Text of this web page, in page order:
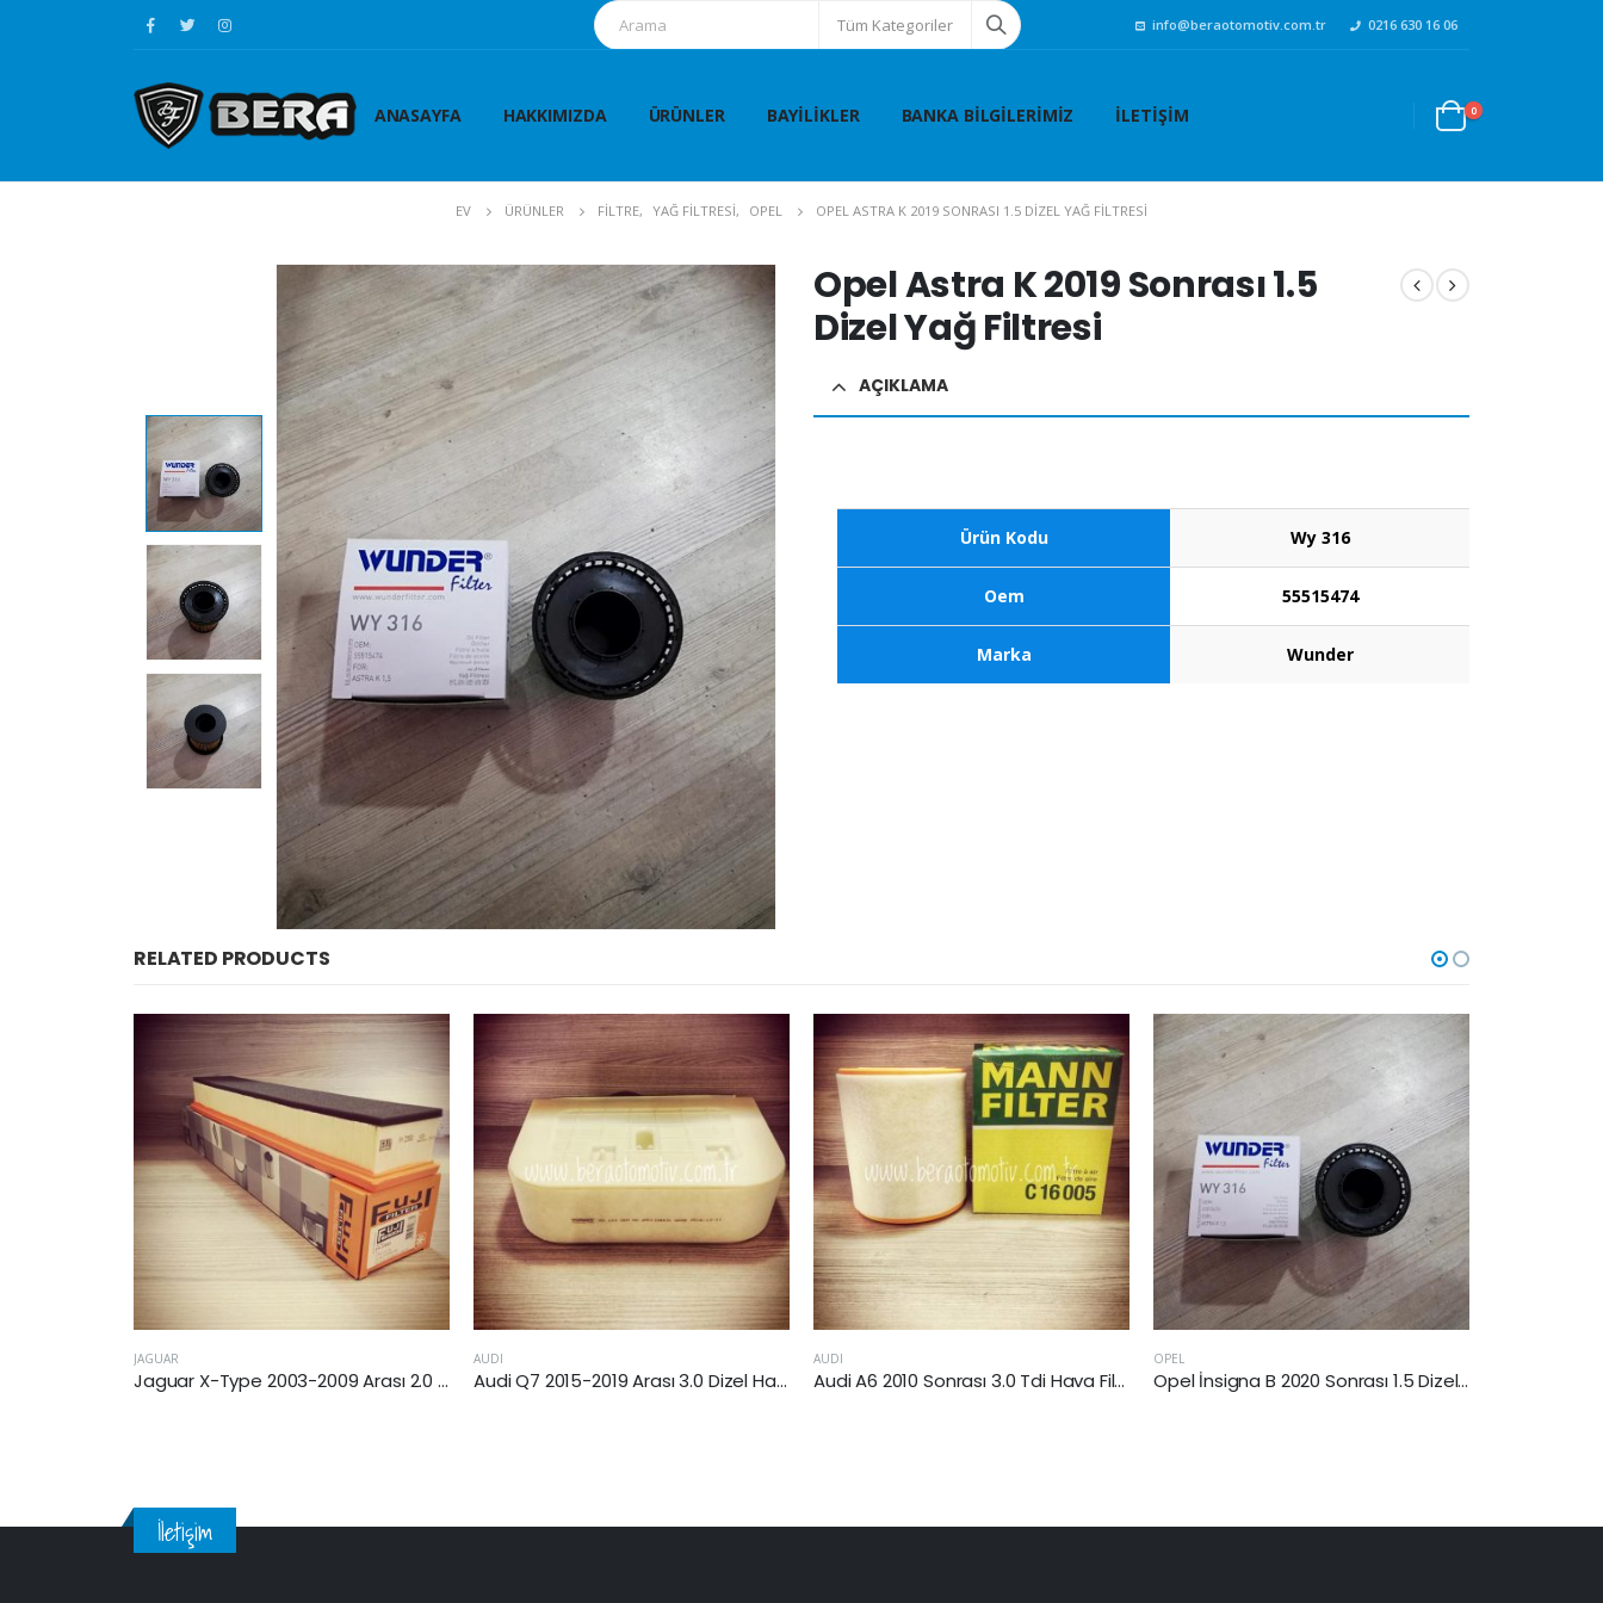
Tüm Kategoriler info@beraotomotiv.com.tr 0216 630 16 06
ANASAYFA HAKKIMIZDA ÜRÜNLER BAYILIKLER BANKA BILGILERIMIZ İLETIŞIM 0
EV ÜRÜNLER FİLTRE, YAĞ FİLTRESİ, OPEL OPEL ASTRA K 2019 SONRASI 1.5 DIZEL YAĞ FILTRESI
Opel Astra K 2019 Sonrası 1.5
Dizel Yağ Filtresi
AÇIKLAMA
Ürün Kodu Wy 316
Oem 55515474
Marka Wunder
RELATED PRODUCTS
AUDI
Audi Q7 2015-2019 Arası 3.0 Dizel Hava Filtresi
AUDI
Audi A6 2010 Sonrası 3.0 Tdi Hava Filtresi
OPEL AUDI
Audi A4 2016 Sonrası 2.0 Tdi Hava Filtresi
İletişim